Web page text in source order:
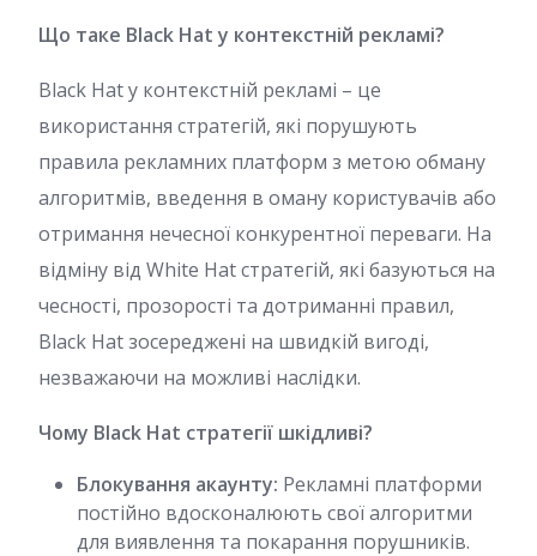
Що таке Black Hat у контекстній рекламі?
Black Hat у контекстній рекламі – це
використання стратегій, які порушують
правила рекламних платформ з метою обману
алгоритмів, введення в оману користувачів або
отримання нечесної конкурентної переваги. На
відміну від White Hat стратегій, які базуються на
чесності, прозорості та дотриманні правил,
Black Hat зосереджені на швидкій вигоді,
незважаючи на можливі наслідки.
Чому Black Hat стратегії шкідливі?
Блокування акаунту: Рекламні платформи
постійно вдосконалюють свої алгоритми
для виявлення та покарання порушників.